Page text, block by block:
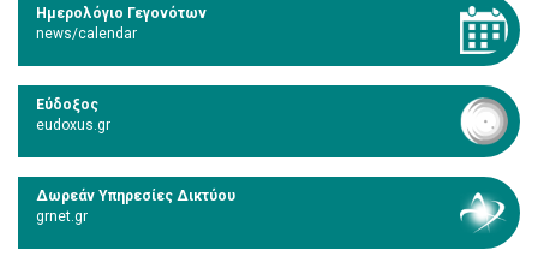
Ημερολόγιο Γεγονότων
news/calendar
Εύδοξος
eudoxus.gr
Δωρεάν Υπηρεσίες Δικτύου
grnet.gr